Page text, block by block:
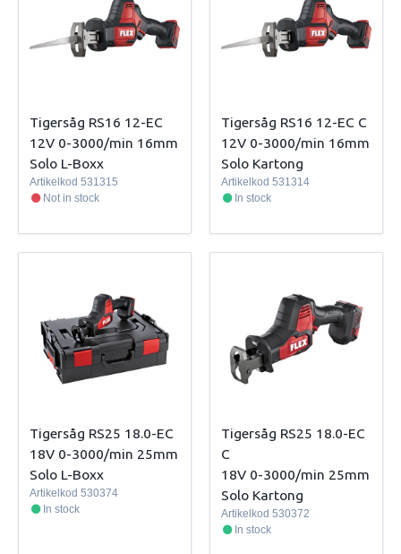
Tigersåg RS16 12-EC
12V 0-3000/min 16mm
Solo L-Boxx
Artikelkod 531315
Not in stock
Tigersåg RS16 12-EC C
12V 0-3000/min 16mm
Solo Kartong
Artikelkod 531314
In stock
Tigersåg RS25 18.0-EC
18V 0-3000/min 25mm
Solo L-Boxx
Artikelkod 530374
In stock
Tigersåg RS25 18.0-EC
C
18V 0-3000/min 25mm
Solo Kartong
Artikelkod 530372
In stock